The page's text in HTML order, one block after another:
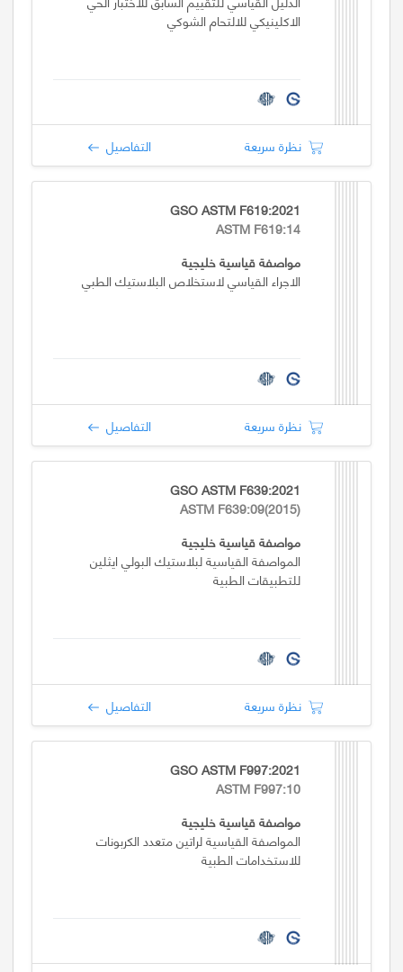
الاكلينيكي للالتحام الشوكي
نظرة سريعة التفاصيل
GSO ASTM F619:2021
ASTM F619:14
مواصفة قياسية خليجية
الاجراء القياسي لاستخلاص البلاستيك الطبي
نظرة سريعة التفاصيل
GSO ASTM F639:2021
ASTM F639:09(2015)
مواصفة قياسية خليجية
المواصفة القياسية لبلاستيك البولي ايثلين
للتطبيقات الطبية
نظرة سريعة التفاصيل
GSO ASTM F997:2021
ASTM F997:10
مواصفة قياسية خليجية
المواصفة القياسية لراتين متعدد الكربونات
للاستخدامات الطبية